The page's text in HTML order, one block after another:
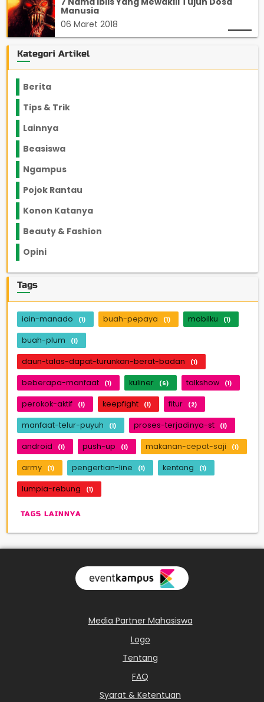
Manusia
06 Maret 2018
Kategori Artikel
Berita
Tips & Trik
Lainnya
Beasiswa
Ngampus
Pojok Rantau
Konon Katanya
Beauty & Fashion
Opini
Tags
iain-manado (1) buah-pepaya (1) mobilku (1)
buah-plum (1)
daun-talas-dapat-turunkan-berat-badan (1)
beberapa-manfaat (1) kuliner (6) talkshow (1)
perokok-aktif (1) keepfight (1) fitur (2)
manfaat-telur-puyuh (1) proses-terjadinya-st (1)
android (1) push-up (1) makanan-cepat-saji (1)
army (1) pengertian-line (1) kentang (1)
lumpia-rebung (1)
TAGS LAINNYA
Media Partner Mahasiswa
Logo
Tentang
FAQ
Syarat & Ketentuan